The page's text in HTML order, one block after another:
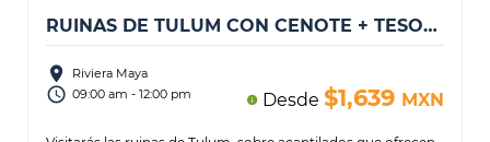
RUINAS DE TULUM CON CENOTE + TESOROS OCULTOS DE YAL-KÚ
place Riviera Maya
access_time 09:00 am - 12:00 pm info Desde $1,639 MXN